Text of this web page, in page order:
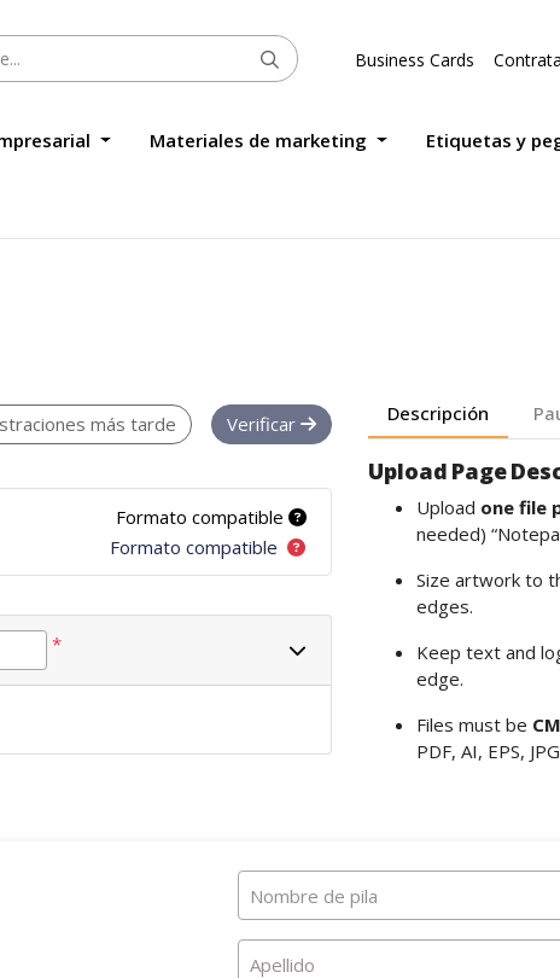
Business Cards
Materiales de marketing Etiquetas y
Descripción
Upload Page
Upload one file
needed)
Size artwork to
edges.
Keep text and
edge.
Files must be
PDF, AI, EPS,
más tarde Verificar
Formato compatible
Formato compatible
*
Nombre de pila
Apellido